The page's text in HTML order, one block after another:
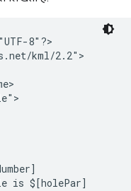
8"?>
kml/2.2">
is $[holePar]